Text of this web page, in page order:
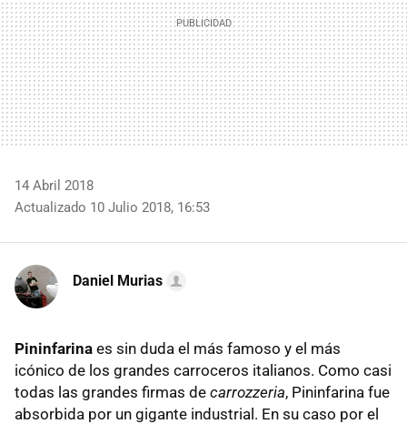
14 Abril 2018
Actualizado 10 Julio 2018, 16:53
Daniel Murias
Pininfarina es sin duda el más famoso y el más
icónico de los grandes carroceros italianos. Como casi
todas las grandes firmas de carrozzeria, Pininfarina fue
absorbida por un gigante industrial. En su caso por el